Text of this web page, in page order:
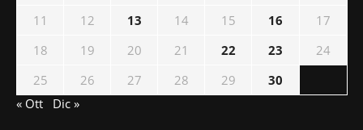
11
12 13 14 15 16
17
18
19 20 21 22 23
24
25
26 27 28 29
30
« Ott
Dic »